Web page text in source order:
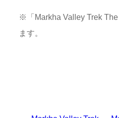
※「Markha Valley Trek
ます。